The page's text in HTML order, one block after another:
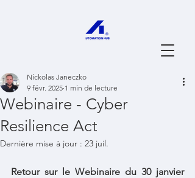
Webinaire - Cyber
Resilience Act
Nickolas Janeczko
9 févr. 2025 1 min de lecture
Dernière mise à jour : 23 juil.
Retour sur le Webinaire du 30 janvier